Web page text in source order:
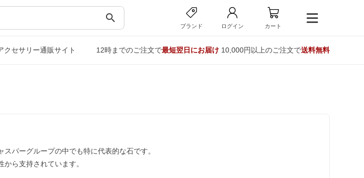
search
ブランド ログイン カート
クセサリー通販サイト 12時までのご注文で最短翌日にお届け10,000円以上のご注文で送料無料
パーグループの中でも特に代表的な石です。
ら支持されています。